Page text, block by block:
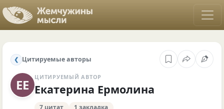
❮ Цитируемые авторы
ЕЕ ЦИТИРУЕМЫЙ АВТОР
Екатерина Ермолина
7 цитат 1 закладка